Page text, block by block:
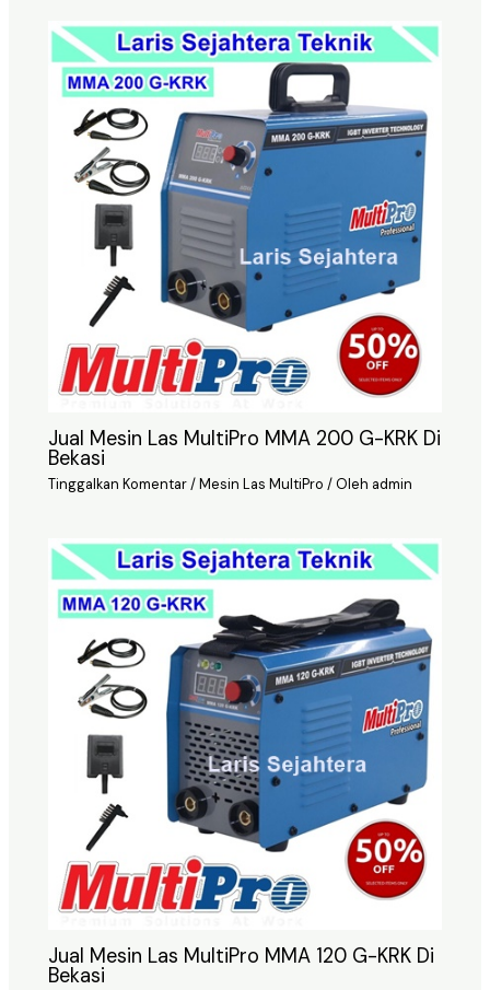
Jual Mesin Las MultiPro MMA 200 G-KRK Di
Bekasi
Tinggalkan Komentar/Mesin Las MultiPro / Oleh admin
Jual Mesin Las MultiPro MMA 120 G-KRK Di
Bekasi